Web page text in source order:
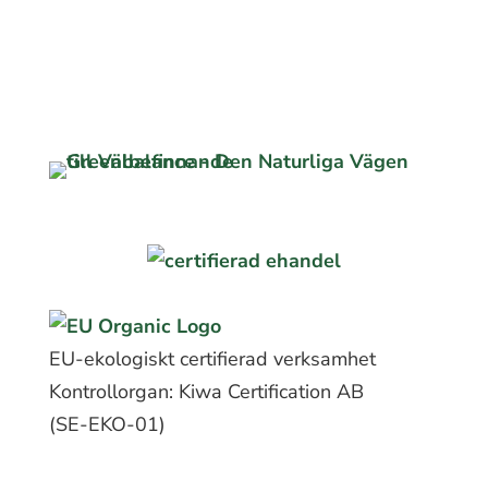
EU-ekologiskt certifierad verksamhet
Kontrollorgan: Kiwa Certification AB
(SE-EKO-01)